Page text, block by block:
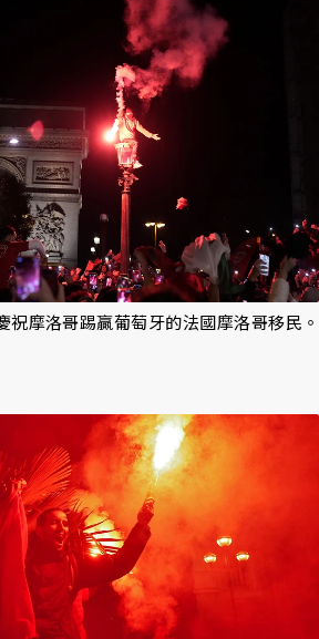
祝摩洛哥踢贏葡萄牙的法國摩洛哥移民。